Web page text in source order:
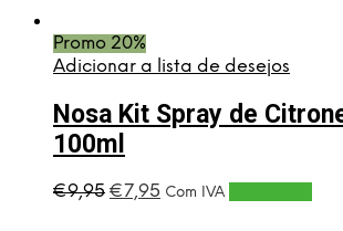
Promo 20%
Adicionar a lista de desejos
Nosa Kit Spray de
100ml
€9,95 O
€7,95 O
Com IVA